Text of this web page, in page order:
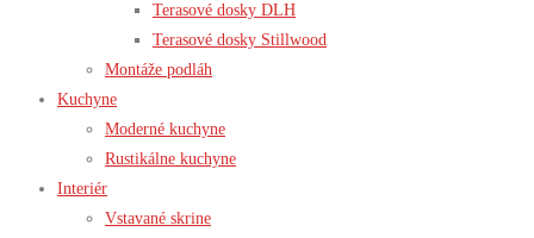
Terasové dosky DLH
Terasové dosky Stillwood
Montáže podláh
Kuchyne
Moderné kuchyne
Rustikálne kuchyne
Interiér
Vstavané skrine